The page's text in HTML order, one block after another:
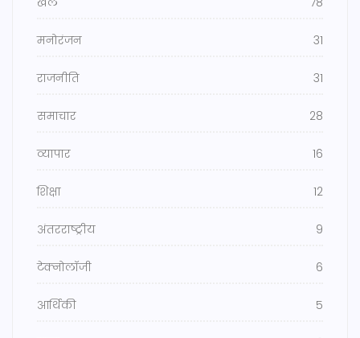
मनोरंजन 31
राजनीति 31
समाचार 28
व्यापार 16
शिक्षा 12
अंतरराष्ट्रीय 9
टेक्नोलॉजी 6
आर्थिकी 5